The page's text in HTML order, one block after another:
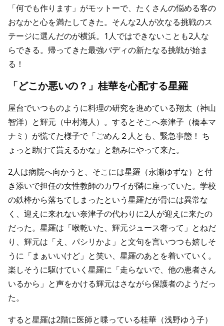
「何でも作ります」がモットーで、たくさんの悩める客の
おなかと心を満たしてきた。そんな2人が次なる挑戦のス
テージに選んだのが横浜。1人ではできないことも2人な
らできる。帰ってきた最強バディの新たなる挑戦が始ま
る！
「どこか悪いの？」桂華を心配する星羅
屋台でいつものように料理の研究を進めている翔太（神山
智洋）と輝元（中村海人）。するとそこへ奈津子（橋本マ
ナミ）が慌てた様子で「ごめん２人とも、緊急事態！ ち
ょっと助けて貰えるかな」と頼みにやって来た。
2人は病院へ向かうと、そこには星羅（永瀬ゆずな）と付
き添いで担任の女性教師のカワイが隣に座っていた。学校
の鉄棒から落ちてしまったという星羅だが骨には異常な
く、迎えに来れない奈津子の代わりに2人が迎えに来たの
だった。星羅は「喉乾いた、輝元ジュース奢って」とねだ
り、輝元は「え、パシリかよ」と文句を言いつつも嬉しそ
うに「まぁいいけど」と笑い、星羅のあとを着いていく。
楽しそうに駆けていく星羅に「走らないで、他の患者さん
いるから」と声をかける輝元はさながら保護者のようだっ
た。
すると星羅は2階に医師と喋っている桂華（浅野ゆう子）